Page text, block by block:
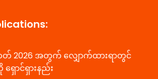
2026 အတွက် လျှောက်ထားရာတွင်
ောင်ရှားနည်း